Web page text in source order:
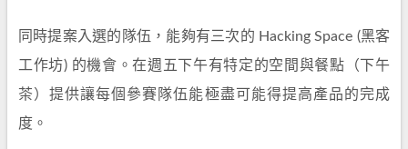
同時提案入選的隊伍，能夠有三次的 Hacking Space (黑客
工作坊) 的機會。在週五下午有特定的空間與餐點（下午
茶）提供讓每個參賽隊伍能極盡可能得提高產品的完成
度。